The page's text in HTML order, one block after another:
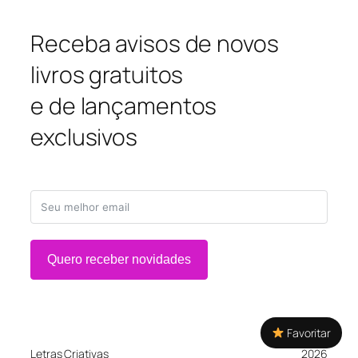
Receba avisos de novos
livros gratuitos
e de lançamentos
exclusivos
Quero receber novidades
Letras Criativas 2026
Favoritar